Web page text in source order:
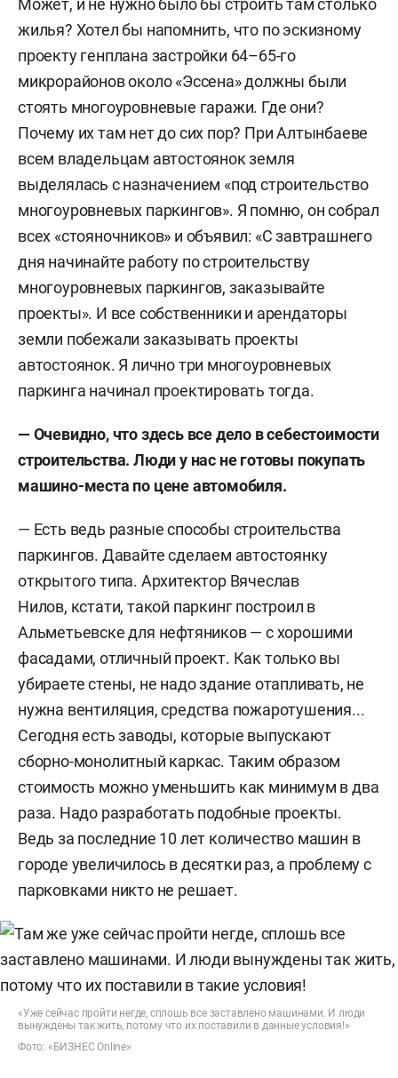
Может, и не нужно было бы строить там столько
жилья? Хотел бы напомнить, что по эскизному
проекту генплана застройки 64–65-го
микрорайонов около «Эссена» должны были
стоять многоуровневые гаражи. Где они?
Почему их там нет до сих пор? При Алтынбаеве
всем владельцам автостоянок земля
выделялась с назначением «под строительство
многоуровневых паркингов». Я помню, он собрал
всех «стояночников» и объявил: «С завтрашнего
дня начинайте работу по строительству
многоуровневых паркингов, заказывайте
проекты». И все собственники и арендаторы
земли побежали заказывать проекты
автостоянок. Я лично три многоуровневых
паркинга начинал проектировать тогда.
— Очевидно, что здесь все дело в себестоимости
строительства. Люди у нас не готовы покупать
машино-места по цене автомобиля.
— Есть ведь разные способы строительства
паркингов. Давайте сделаем автостоянку
открытого типа. Архитектор Вячеслав
Нилов, кстати, такой паркинг построил в
Альметьевске для нефтяников — с хорошими
фасадами, отличный проект. Как только вы
убираете стены, не надо здание отапливать, не
нужна вентиляция, средства пожаротушения...
Сегодня есть заводы, которые выпускают
сборно-монолитный каркас. Таким образом
стоимость можно уменьшить как минимум в два
раза. Надо разработать подобные проекты.
Ведь за последние 10 лет количество машин в
городе увеличилось в десятки раз, а проблему с
парковками никто не решает.
«Уже сейчас пройти негде, сплошь все заставлено машинами. И люди
вынуждены так жить, потому что их поставили в данные условия!»
Фото: «БИЗНЕС Online»